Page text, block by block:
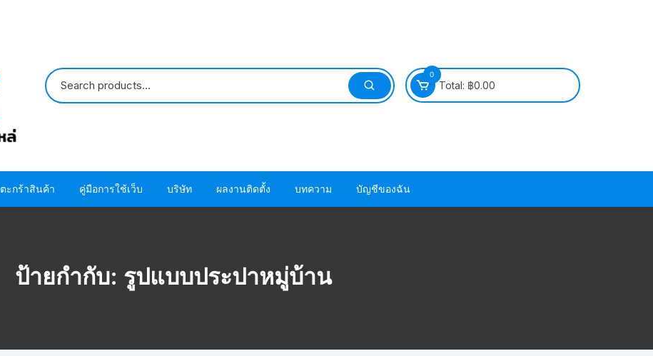
0
Total: ฿0.00
HITACHI
อะไหล่ปั๊มน้ำ MITSUBISHI
โอริง ปะเก็น แหวนยาง ซีล ยาง
ตะกร้าสินค้า คู่มือการใช้เว็บ
ขั้นตอนชำระผ่านบัตรเครดิต
บริษัท ผลงานติดตั้ง บทความ บัญชีของฉัน
ป้ายกำกับ: รูปแบบประปาหมู่บ้าน